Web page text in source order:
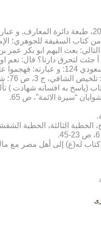
[1] تاریخ الطبري، ج ‏3، ص 202،
التالي: بعث الیهم ابو بکر